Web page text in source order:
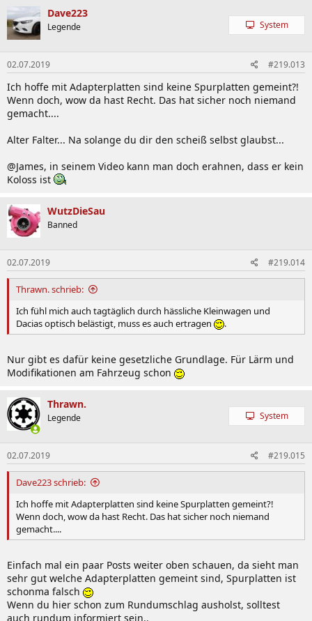
Dave223
Legende System
02.07.2019 #219.013
Ich hoffe mit Adapterplatten sind keine Spurplatten gemeint?!
Wenn doch, wow da hast Recht. Das hat sicher noch niemand
gemacht....
Alter Falter... Na solange du dir den scheiß selbst glaubst...
@James, in seinem Video kann man doch erahnen, dass er kein
Koloss ist
WutzDieSau
Banned
02.07.2019 #219.014
Thrawn. schrieb:
Ich fühl mich auch tagtäglich durch hässliche Kleinwagen und
Dacias optisch belästigt, muss es auch ertragen
.
Nur gibt es dafür keine gesetzliche Grundlage. Für Lärm und
Modifikationen am Fahrzeug schon
Thrawn.
Legende System
02.07.2019 #219.015
Dave223 schrieb:
Ich hoffe mit Adapterplatten sind keine Spurplatten gemeint?!
Wenn doch, wow da hast Recht. Das hat sicher noch niemand
gemacht....
Einfach mal ein paar Posts weiter oben schauen, da sieht man
sehr gut welche Adapterplatten gemeint sind, Spurplatten ist
schonma falsch
Wenn du hier schon zum Rundumschlag ausholst, solltest
auch rundum informiert sein..